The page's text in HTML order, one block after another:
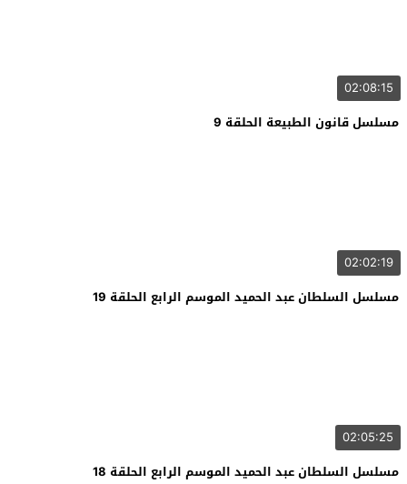
02:08:15
مسلسل قانون الطبيعة الحلقة 9
02:02:19
مسلسل السلطان عبد الحميد الموسم الرابع الحلقة 19
02:05:25
مسلسل السلطان عبد الحميد الموسم الرابع الحلقة 18